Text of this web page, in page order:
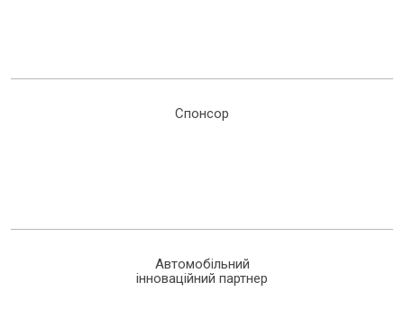
Спонсор
Автомобільний
інноваційний партнер